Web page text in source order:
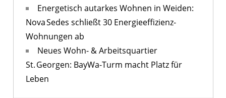
Energetisch autarkes Wohnen in Weiden:
Nova Sedes schließt 30 Energieeffizienz-
Wohnungen ab
Neues Wohn- & Arbeitsquartier
St. Georgen: BayWa-Turm macht Platz für
Leben